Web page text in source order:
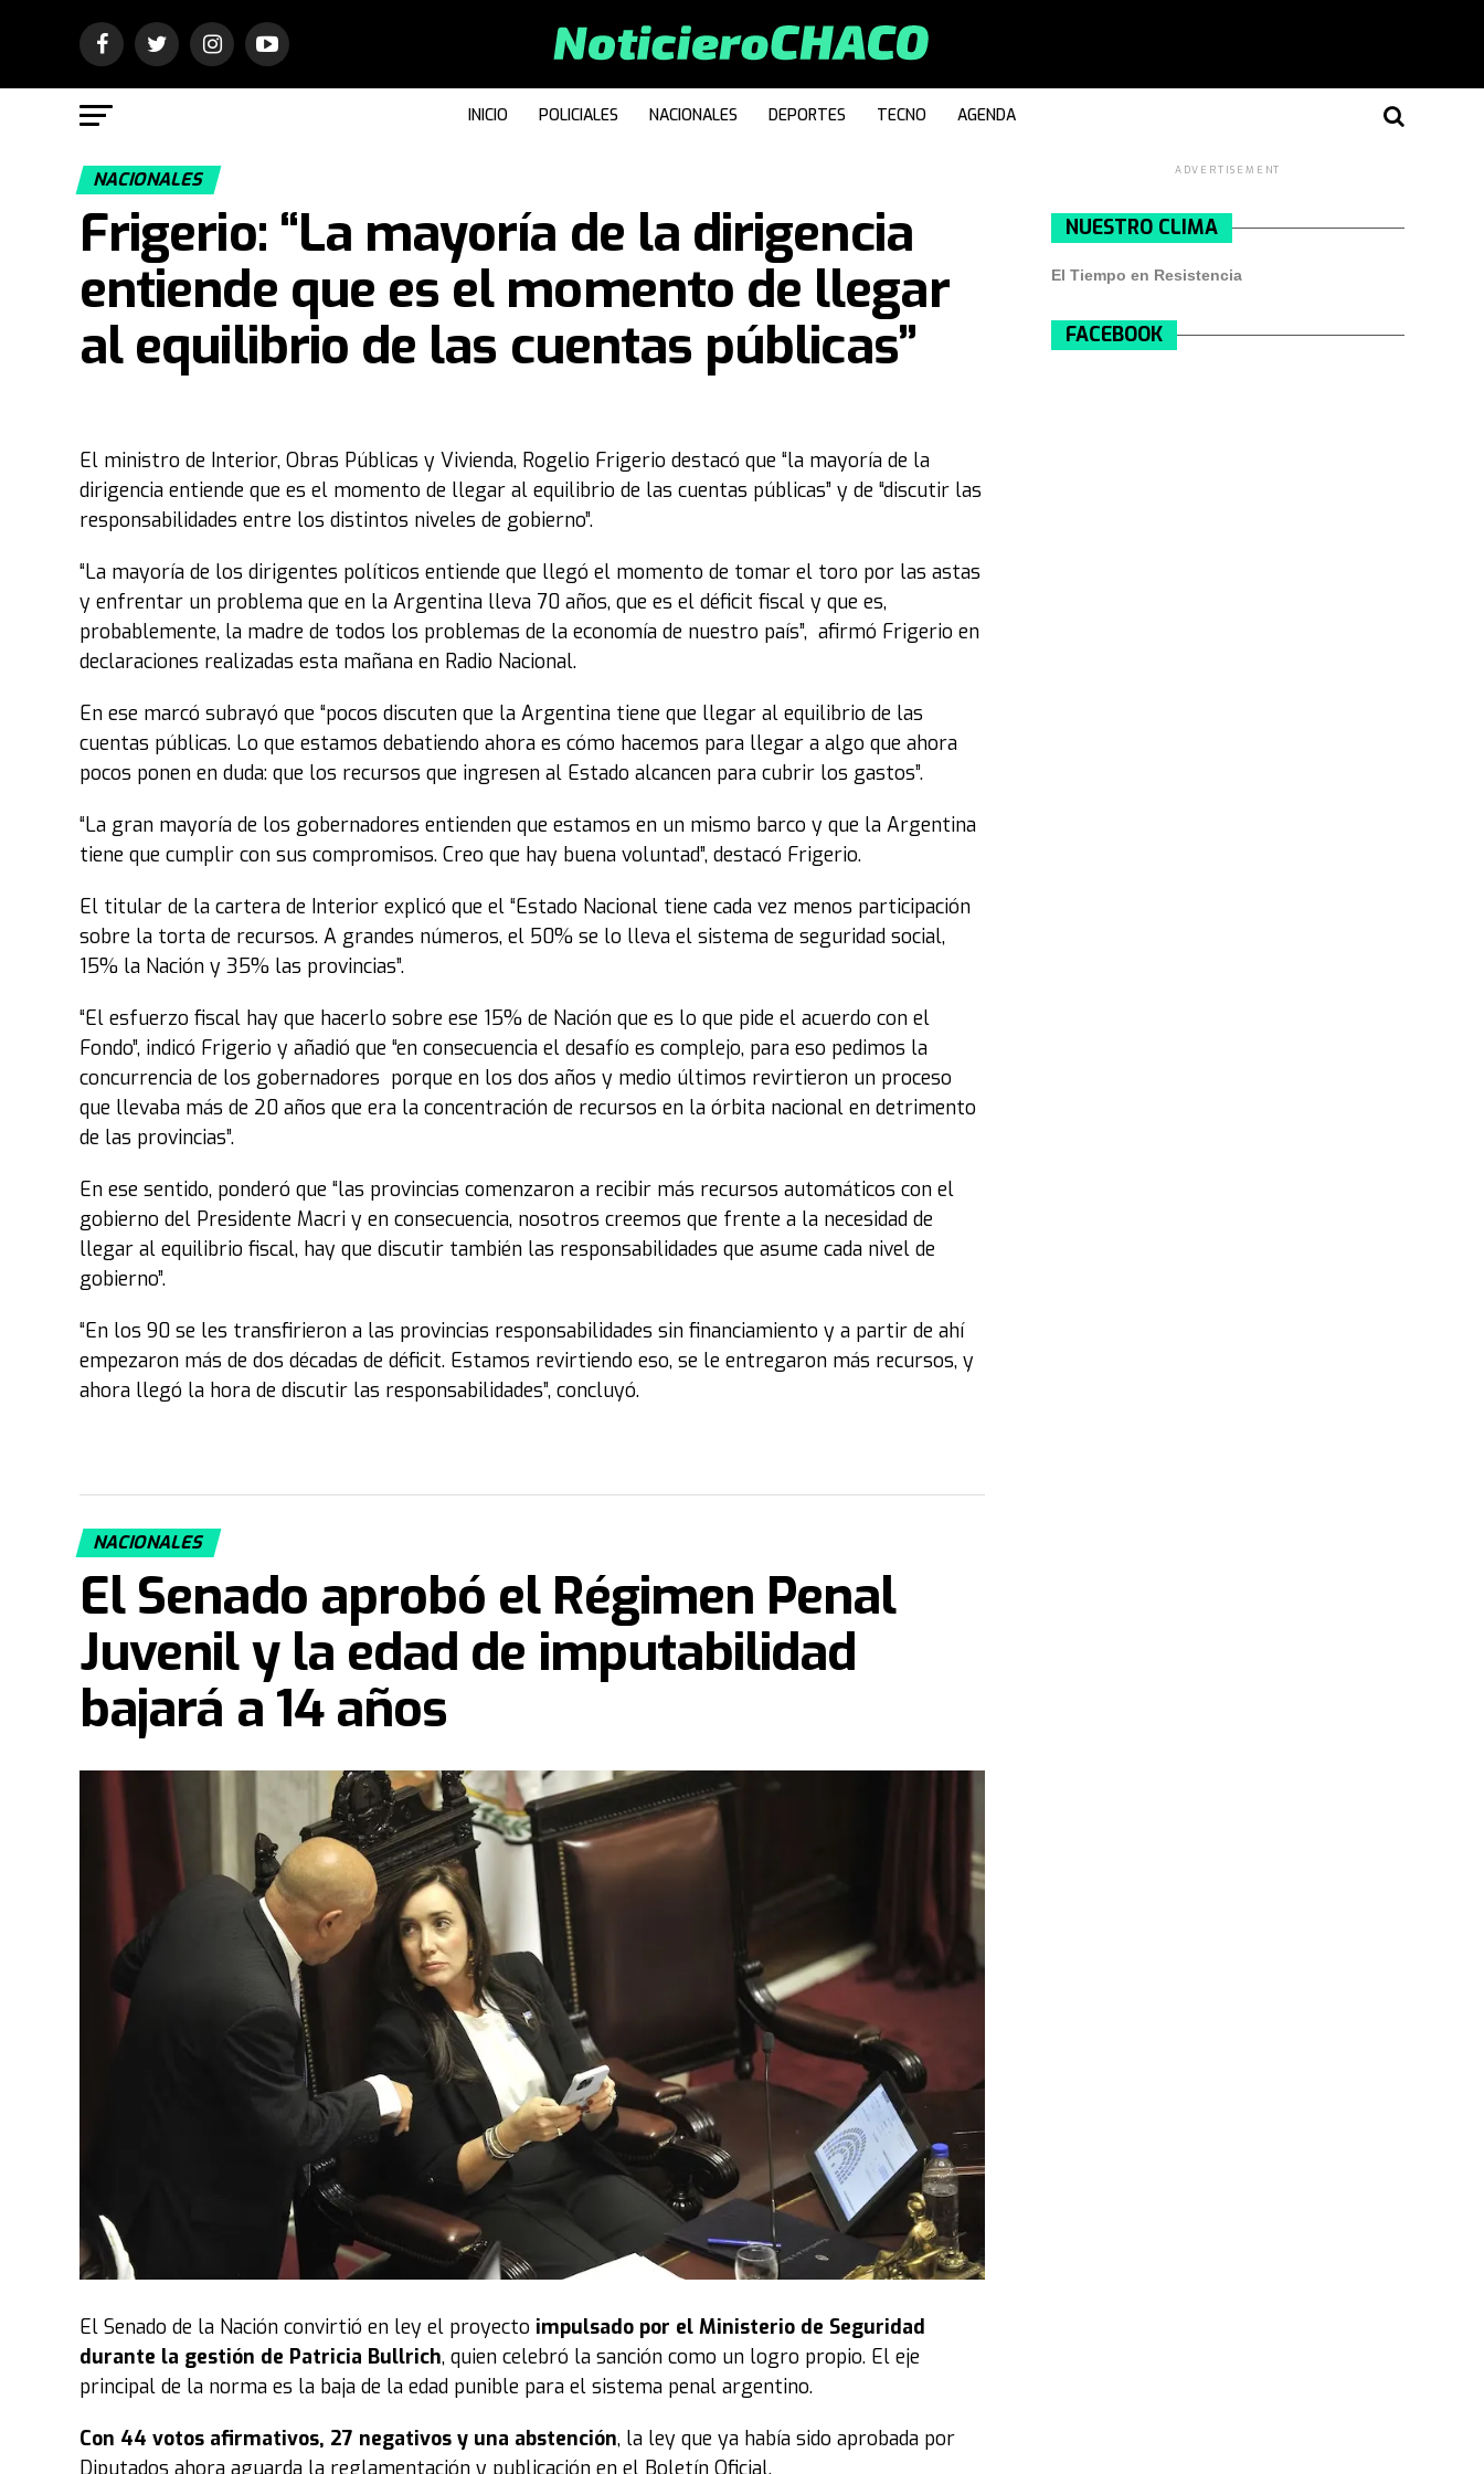
INICIO POLICIALES NACIONALES DEPORTES TECNO AGENDA
NACIONALES
Frigerio: “La mayoría de la dirigencia
entiende que es el momento de llegar
al equilibrio de las cuentas públicas”
El ministro de Interior, Obras Públicas y Vivienda, Rogelio Frigerio destacó que “la mayoría de la
dirigencia entiende que es el momento de llegar al equilibrio de las cuentas públicas” y de “discutir las
responsabilidades entre los distintos niveles de gobierno”.
“La mayoría de los dirigentes políticos entiende que llegó el momento de tomar el toro por las astas
y enfrentar un problema que en la Argentina lleva 70 años, que es el déficit fiscal y que es,
probablemente, la madre de todos los problemas de la economía de nuestro país”, afirmó Frigerio en
declaraciones realizadas esta mañana en Radio Nacional.
En ese marcó subrayó que “pocos discuten que la Argentina tiene que llegar al equilibrio de las
cuentas públicas. Lo que estamos debatiendo ahora es cómo hacemos para llegar a algo que ahora
pocos ponen en duda: que los recursos que ingresen al Estado alcancen para cubrir los gastos”.
“La gran mayoría de los gobernadores entienden que estamos en un mismo barco y que la Argentina
tiene que cumplir con sus compromisos. Creo que hay buena voluntad”, destacó Frigerio.
El titular de la cartera de Interior explicó que el “Estado Nacional tiene cada vez menos participación
sobre la torta de recursos. A grandes números, el 50% se lo lleva el sistema de seguridad social,
15% la Nación y 35% las provincias”.
“El esfuerzo fiscal hay que hacerlo sobre ese 15% de Nación que es lo que pide el acuerdo con el
Fondo”, indicó Frigerio y añadió que “en consecuencia el desafío es complejo, para eso pedimos la
concurrencia de los gobernadores porque en los dos años y medio últimos revirtieron un proceso
que llevaba más de 20 años que era la concentración de recursos en la órbita nacional en detrimento
de las provincias”.
En ese sentido, ponderó que “las provincias comenzaron a recibir más recursos automáticos con el
gobierno del Presidente Macri y en consecuencia, nosotros creemos que frente a la necesidad de
llegar al equilibrio fiscal, hay que discutir también las responsabilidades que asume cada nivel de
gobierno”.
“En los 90 se les transfirieron a las provincias responsabilidades sin financiamiento y a partir de ahí
empezaron más de dos décadas de déficit. Estamos revirtiendo eso, se le entregaron más recursos, y
ahora llegó la hora de discutir las responsabilidades”, concluyó.
NACIONALES
El Senado aprobó el Régimen Penal
Juvenil y la edad de imputabilidad
bajará a 14 años
El Senado de la Nación convirtió en ley el proyecto impulsado por el Ministerio de Seguridad
durante la gestión de Patricia Bullrich, quien celebró la sanción como un logro propio. El eje
principal de la norma es la baja de la edad punible para el sistema penal argentino.
Con 44 votos afirmativos, 27 negativos y una abstención, la ley que ya había sido aprobada por
ADVERTISEMENT
NUESTRO CLIMA
El Tiempo en Resistencia
FACEBOOK